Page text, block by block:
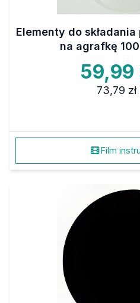
Elementy do
na agrafkę
59,99
73,79 zł
Film